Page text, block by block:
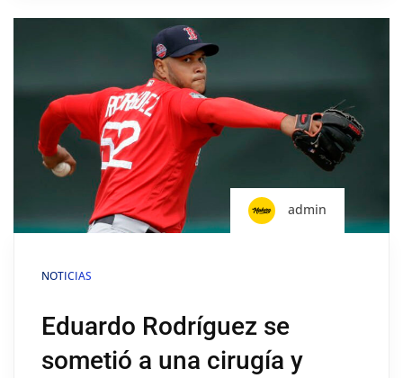
admin
NOTICIAS
Eduardo Rodríguez se
sometió a una cirugía y